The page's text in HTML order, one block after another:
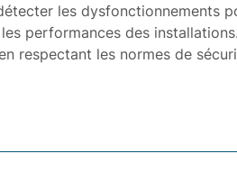
les dysfonctionnements
performances des
respectant les normes de